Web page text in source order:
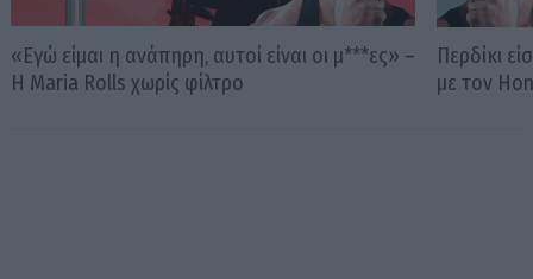
«Εγώ είμαι η ανάπηρη, αυτοί είναι οι μ***ες» –
Η Maria Rolls χωρίς φίλτρο
Περδίκι
με τον